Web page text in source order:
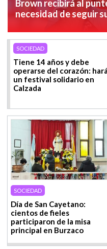
Brown recibirá al
necesidad de seguir
SOCIEDAD
Tiene 14 años y debe
operarse del corazón:
un festival solidario en
Calzada
SOCIEDAD
Día de San Cayetano:
cientos de fieles
participaron de la misa
principal en Burzaco